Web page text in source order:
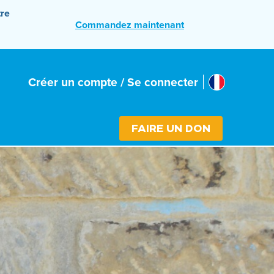
Commandez maintenant
Créer un compte / Se connecter Select
France
FAIRE UN DON